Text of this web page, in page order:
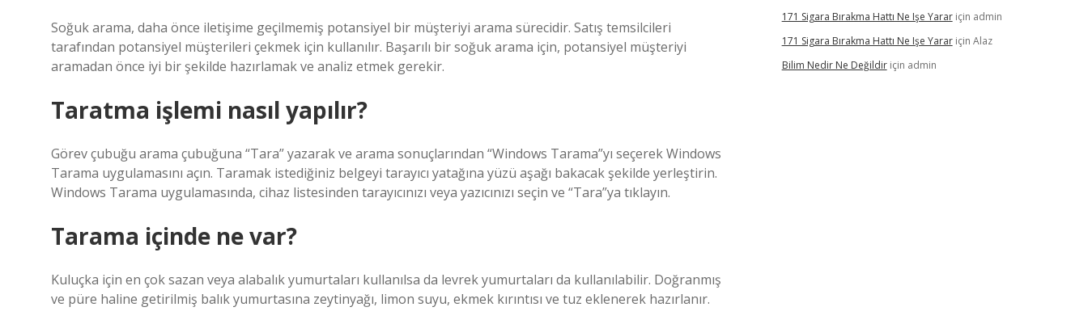
Soğuk arama, daha önce iletişime geçilmemiş potansiyel bir müşteriyi arama sürecidir. Satış temsilcileri
tarafından potansiyel müşterileri çekmek için kullanılır. Başarılı bir soğuk arama için, potansiyel müşteriyi
aramadan önce iyi bir şekilde hazırlamak ve analiz etmek gerekir.
Taratma işlemi nasıl yapılır?
Görev çubuğu arama çubuğuna “Tara” yazarak ve arama sonuçlarından “Windows Tarama”yı seçerek Windows
Tarama uygulamasını açın. Taramak istediğiniz belgeyi tarayıcı yatağına yüzü aşağı bakacak şekilde yerleştirin.
Windows Tarama uygulamasında, cihaz listesinden tarayıcınızı veya yazıcınızı seçin ve “Tara”ya tıklayın.
Tarama içinde ne var?
Kuluçka için en çok sazan veya alabalık yumurtaları kullanılsa da levrek yumurtaları da kullanılabilir. Doğranmış
ve püre haline getirilmiş balık yumurtasına zeytinyağı, limon suyu, ekmek kırıntısı ve tuz eklenerek hazırlanır.
171 Sigara Bırakma Hattı Ne Işe Yarariçin admin
171 Sigara Bırakma Hattı Ne Işe Yarariçin Alaz
Bilim Nedir Ne Değildiriçin admin